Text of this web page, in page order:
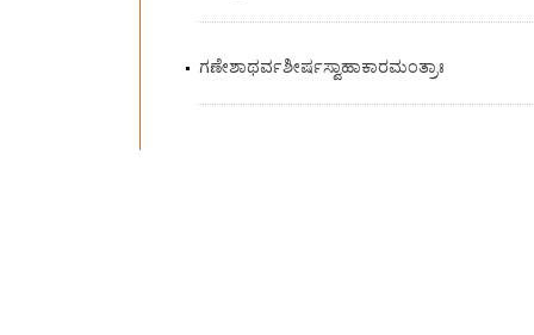
ಗಣೇಶಾಥರ್ವಶೀರ್ಷಸ್ವಾಹಾಕಾರಮಂತ್ರಾಃ